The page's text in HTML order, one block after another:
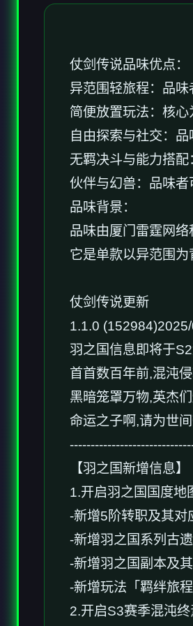
仗剑传说品味优点：
异范围轻旅程：品味
简便放置玩法：核心
自由探索与社交：
无羁决斗与能力搭配
伙伴与幻兽：品味者
品味背景：
品味由厦门雷霆网
它是单款以异范围为
仗剑传说更新
1.1.0
羽之国信息即将于
首首数百年前,混沌
黑暗笼罩万物,英杰
命运之子啊,请为世
【羽之国新增信息】
1.开启羽之国国度地
-新增5阶转职及其对
-新增羽之国系列古
-新增羽之国副本及
-新增玩法「羁绊旅程
2.开启S3赛季混沌终